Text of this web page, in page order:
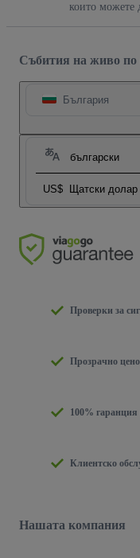
които можете
Събития на живо по
България
български
US$ Щатски долар
Проверки за
Прозрачно
100%
Клиентско
Нашата компания